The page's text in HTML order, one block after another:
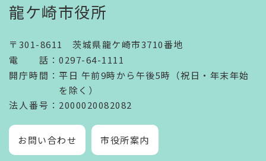
龍ケ崎市役所
〒301-8611 茨城県龍ケ崎市3710番地
電話 ： 0297-64-1111
開庁時間 ： 平日 午前9時から午後5時（祝日・年末年始
を除く）
法人番号 ：2000020082082
お問い合わせ 市役所案内